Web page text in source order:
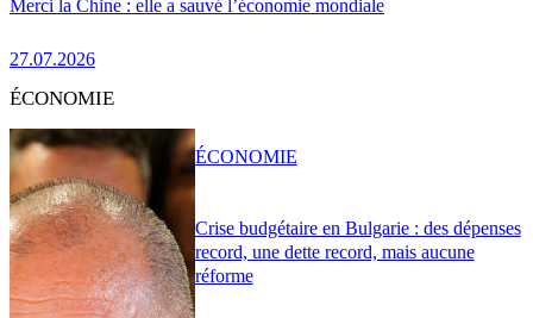
Merci la Chine : elle a sauvé l’économie mondiale
27.07.2026
ÉCONOMIE
Crise budgétaire en Bulgarie : des dépenses
record, une dette record, mais aucune
réforme
ÉCONOMIE